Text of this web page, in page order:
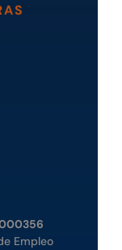
Empleo